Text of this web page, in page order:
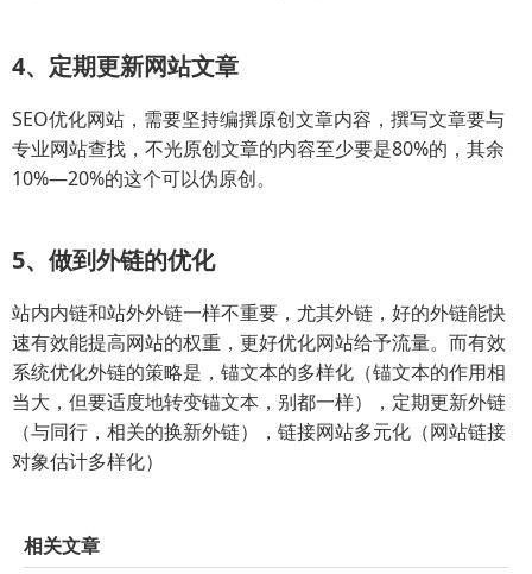
4、定期更新网站文章
SEO优化网站，需要坚持编撰原创文章内容，撰写文章要与
专业网站查找，不光原创文章的内容至少要是80%的，其余
10%—20%的这个可以伪原创。
5、做到外链的优化
站内内链和站外外链一样不重要，尤其外链，好的外链能快
速有效能提高网站的权重，更好优化网站给予流量。而有效
系统优化外链的策略是，锚文本的多样化（锚文本的作用相
当大，但要适度地转变锚文本，别都一样），定期更新外链
（与同行，相关的换新外链），链接网站多元化（网站链接
对象估计多样化）
相关文章